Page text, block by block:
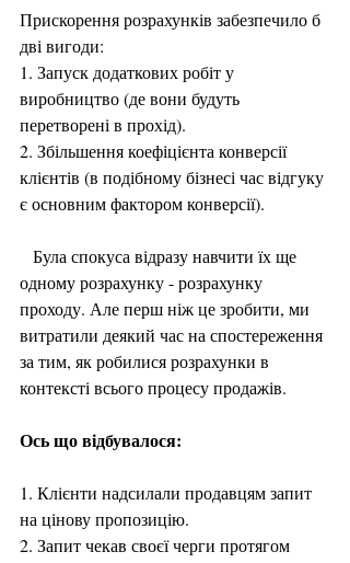
Прискорення розрахунків забезпечило б
дві вигоди:
1. Запуск додаткових робіт у
виробництво (де вони будуть
перетворені в прохід).
2. Збільшення коефіцієнта конверсії
клієнтів (в подібному бізнесі час відгуку
є основним фактором конверсії).
одному розрахунку - розрахунку
проходу. Але перш ніж це зробити, ми
витратили деякий час на спостереження
за тим, як робилися розрахунки в
контексті всього процесу продажів.
Ось що відбувалося:
1. Клієнти надсилали продавцям запит
на цінову пропозицію.
2. Запит чекав своєї черги протягом